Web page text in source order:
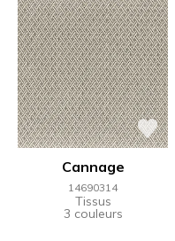
Cannage
14690314
Tissus
3 couleurs